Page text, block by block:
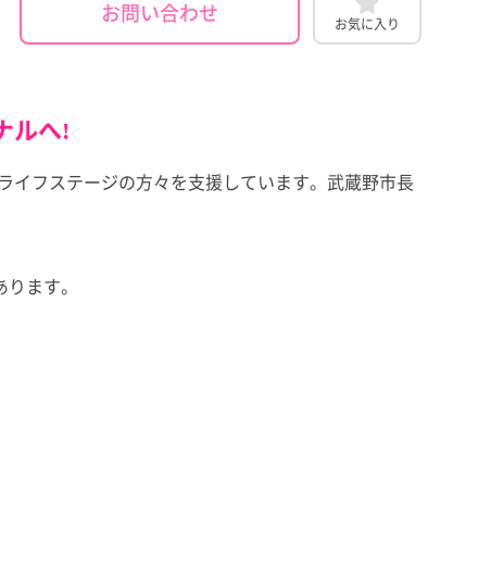
お問い合わせ お気に入り
ルへ!
フステージの方々を支援しています。武蔵野市長
ます。